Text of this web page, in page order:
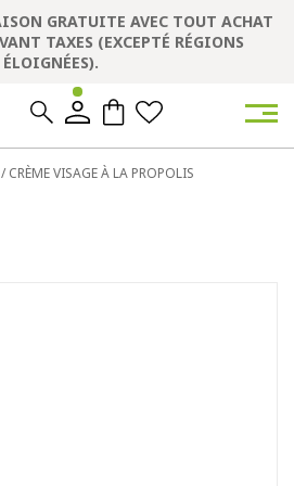
GRATUITE AVEC TOUT ACHAT
TAXES (EXCEPTÉ RÉGIONS
ÉLOIGNÉES).
0
/ CRÈME VISAGE À LA PROPOLIS